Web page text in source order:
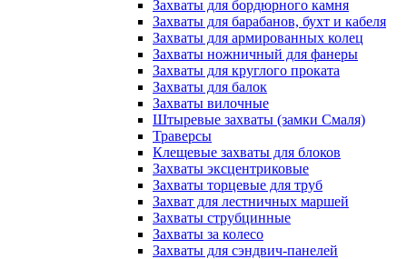
Захваты для бордюрного камня
Захваты для барабанов, бухт и кабеля
Захваты для армированных колец
Захваты ножничный для фанеры
Захваты для круглого проката
Захваты для балок
Захваты вилочные
Штыревые захваты (замки Смаля)
Траверсы
Клещевые захваты для блоков
Захваты эксцентриковые
Захваты торцевые для труб
Захват для лестничных маршей
Захваты струбцинные
Захваты за колесо
Захваты для сэндвич-панелей